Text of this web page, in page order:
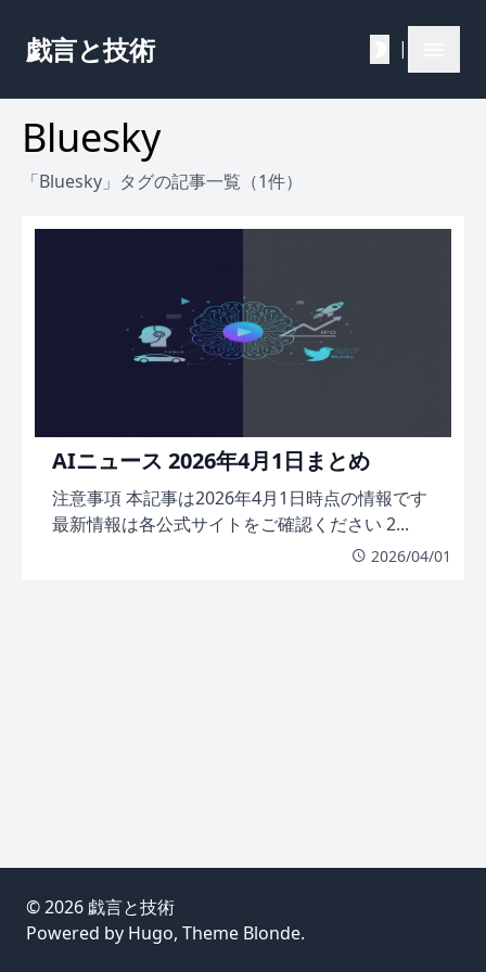
戯言と技術 |
Bluesky
「Bluesky」タグの記事一覧（1件）
AIニュース 2026年4月1日まとめ
注意事項 本記事は2026年4月1日時点の情報です
最新情報は各公式サイトをご確認ください 2...
2026/04/01
© 2026 戯言と技術
Powered by Hugo, Theme Blonde.